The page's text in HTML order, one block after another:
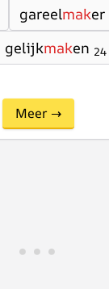
gareelmaker
gelijkmaken 24
Meer →